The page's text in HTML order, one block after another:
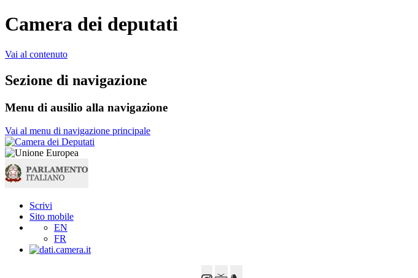
Camera dei deputati
Vai al contenuto
Sezione di navigazione
Menu di ausilio alla navigazione
Vai al menu di navigazione principale
Scrivi
Sito mobile
EN
FR